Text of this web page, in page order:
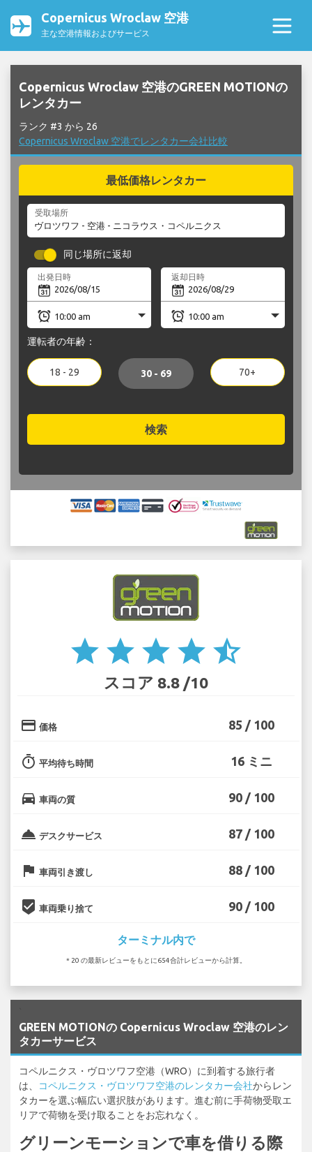
Copernicus Wroclaw 空港
主な空港情報およびサービス
Copernicus Wroclaw 空港のGREEN MOTIONの
レンタカー
ランク #3 から 26
Copernicus Wroclaw 空港でレンタカー会社比較
最低価格レンタカー
受取場所
同じ場所に返却
出発日時 返却日時
運転者の年齢：
18 - 29 30 - 69 70+
検索
star star star star star_half
スコア 8.8 /10
credit_card 価格 85 / 100
timer 平均待ち時間 16 ミニ
directions_car 車両の質 90 / 100
room_service デスクサービス 87 / 100
flag 車両引き渡し 88 / 100
beenhere 車両乗り捨て 90 / 100
ターミナル内で
* 20 の最新レビューをもとに654合計レビューから計算。
GREEN MOTIONの Copernicus Wroclaw 空港のレン
タカーサービス
コペルニクス・ヴロツワフ空港（WRO）に到着する旅行者
は、
コペルニクス・ヴロツワフ空港のレンタカー会社からレン
タカーを選ぶ幅広い選択肢があります。進む前に手荷物受取エ
リアで荷物を受け取ることをお忘れなく。
グリーンモーションで車を借りる際